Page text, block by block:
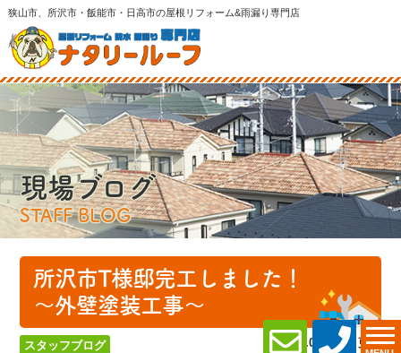
狭山市、所沢市・飯能市・日高市の屋根リフォーム&雨漏り専門店
現場ブログ
STAFF BLOG
所沢市T様邸完工しました！
～外壁塗装工事～
スタッフブログ 2023.04.09 (Sun) 更新